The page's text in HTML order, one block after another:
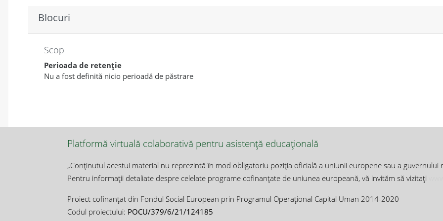
Blocuri
Scop
Perioada de retenție
Nu a fost definită nicio perioadă de păstrare
Platformă virtuală colaborativă pentru asistență educațională
„Conţinutul acestui material nu reprezintă în mod obligatoriu poziţia oficială a uniunii europene sau a guvernului
Pentru informații detaliate despre celelate programe cofinanțate de uniunea europeană, vă invităm să vizitați
Proiect cofinanţat din Fondul Social European prin Programul Operațional Capital Uman 2014-2020
Codul proiectului: POCU/379/6/21/124185